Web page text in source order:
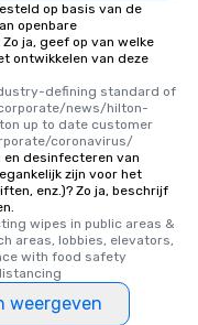
op basis van de
openbare
ja, geef op van welke
ontwikkelen van deze
defining standard of
news/hilton-
up to date customer
coronavirus/
en desinfecteren van
zijn voor het
enz.)? Zo ja, beschrijf
wipes in public areas &
areas, lobbies, elevators,
with food safety
weergeven